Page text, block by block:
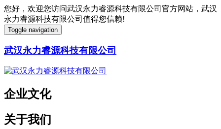
您好，欢迎您访问武汉永力睿源科技有限公司官方网站，武汉
永力睿源科技有限公司值得您信赖!
Toggle navigation
武汉永力睿源科技有限公司
企业文化
关于我们